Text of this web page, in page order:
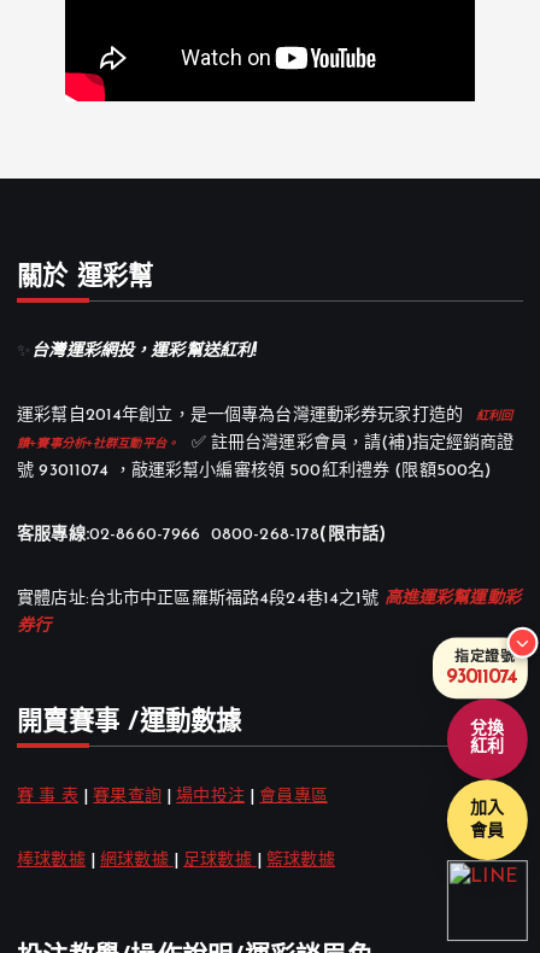
關於 運彩幫
✨ 台灣運彩網投，運彩幫送紅利!
運彩幫自2014年創立，是一個專為台灣運動彩券玩家打造的 紅利回
饋+賽事分析+社群互動平台。
✅ 註冊台灣運彩會員，請(補)指定經銷商證
號 93011074 ，敲運彩幫小編審核領 500紅利禮券 (限額500名)
客服專線:02-8660-7966 0800-268-178(限市話)
實體店址:台北市中正區羅斯福路4段24巷14之1號 高進運彩幫運動彩
券行
開賣賽事 /運動數據
賽 事 表|賽果查詢|場中投注| 會員專區
棒球數據|網球數據 足球數據 |籃球數據
指定證號
93011074
兌換
紅利
加入
會員